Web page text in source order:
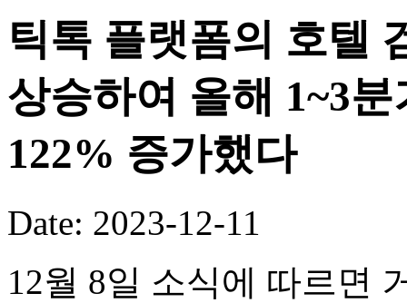
틱톡 플랫폼의 호텔
상승하여 올해 1~3
122% 증가했다
Date: 2023-12-11
12월 8일 소식에 따르면